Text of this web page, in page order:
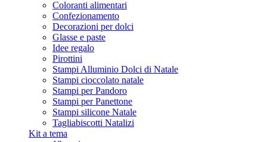
Coloranti alimentari
Confezionamento
Decorazioni per dolci
Glasse e paste
Idee regalo
Pirottini
Stampi Alluminio Dolci di Natale
Stampi cioccolato natale
Stampi per Pandoro
Stampi per Panettone
Stampi silicone Natale
Tagliabiscotti Natalizi
Kit a tema